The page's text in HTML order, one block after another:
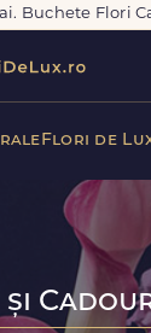
Buchete Flori
Flori de